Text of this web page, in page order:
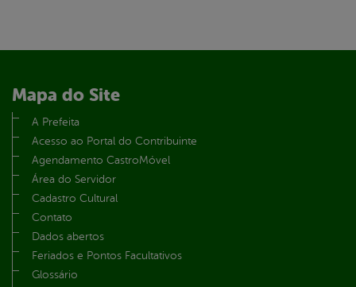
Mapa do Site
A Prefeita
Acesso ao Portal do Contribuinte
Agendamento CastroMóvel
Área do Servidor
Cadastro Cultural
Contato
Dados abertos
Feriados e Pontos Facultativos
Glossário